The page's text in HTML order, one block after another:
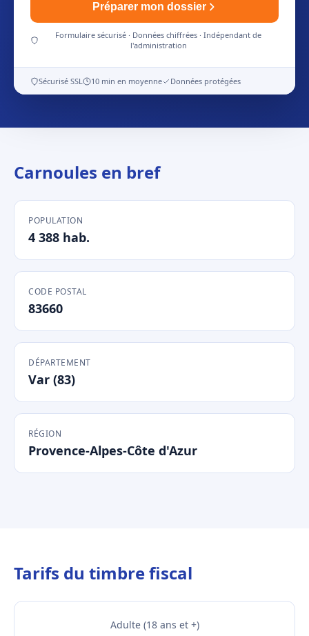
Préparer mon dossier
Formulaire sécurisé · Données chiffrées · Indépendant de
l'administration
Sécurisé SSL 10 min en moyenne Données protégées
Carnoules en bref
POPULATION
4 388 hab.
CODE POSTAL
83660
DÉPARTEMENT
Var (83)
RÉGION
Provence-Alpes-Côte d'Azur
Tarifs du timbre fiscal
Adulte (18 ans et +)